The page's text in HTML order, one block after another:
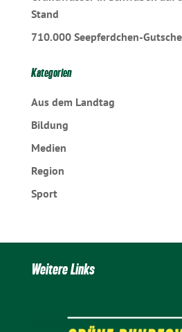
Stand
710.000 Seepferdchen-
Kategorien
Aus dem Landtag
Bildung
Medien
Region
Sport
Weitere Links